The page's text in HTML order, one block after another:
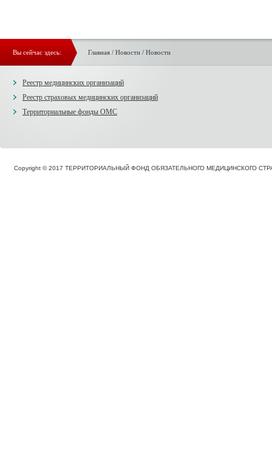
Вы сейчас здесь: Главная/ Новости / Новости
Реестр медицинских организаций
Реестр страховых медицинских организаций
Территориальные фонды ОМС
Copyright © 2017 ТЕРРИТОРИАЛЬНЫЙ ФОНД ОБЯЗАТЕЛЬНОГО МЕДИЦИНСКОГО